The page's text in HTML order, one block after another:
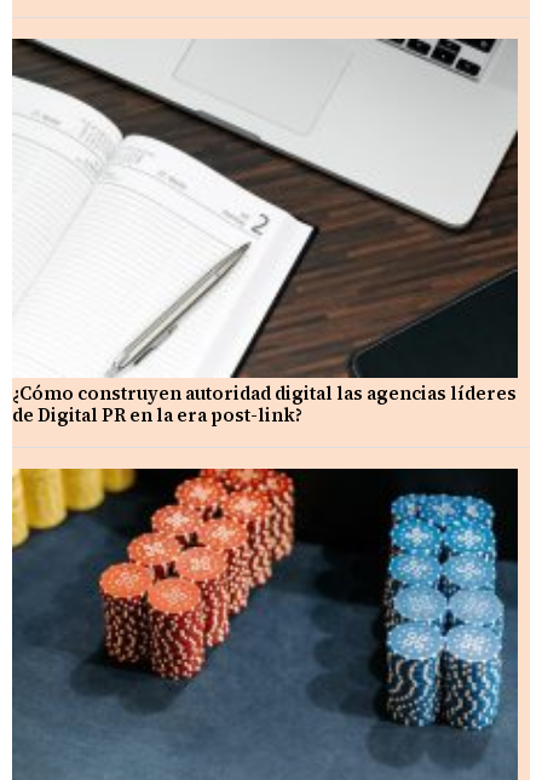
¿Cómo construyen autoridad digital las agencias líderes
de Digital PR en la era post-link?